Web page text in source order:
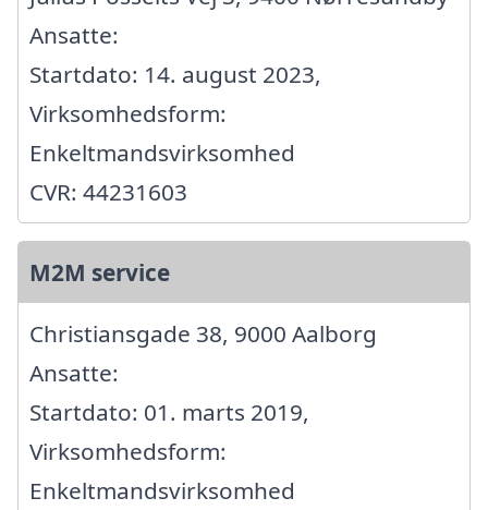
Ansatte:
Startdato: 14. august 2023,
Virksomhedsform:
Enkeltmandsvirksomhed
CVR: 44231603
M2M service
Christiansgade 38, 9000 Aalborg
Ansatte:
Startdato: 01. marts 2019,
Virksomhedsform:
Enkeltmandsvirksomhed